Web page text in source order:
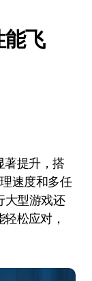
能飞
速度和多任
大型游戏还
松应对，